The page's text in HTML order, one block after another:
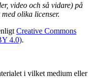
video och så vidare) på
olika licenser.
Creative Commons
4.0).
i vilket medium eller